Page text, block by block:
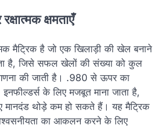
क्षमताएँ
मैट्रिक है जो एक खिलाड़ी की खेल बनाने
है, जिसे सफल खेलों की संख्या को कुल
की जाती है। .980 से ऊपर का
इनफील्डर्स के लिए मजबूत माना जाता है,
मानदंड थोड़े कम हो सकते हैं। यह मैट्रिक
का आकलन करने के लिए